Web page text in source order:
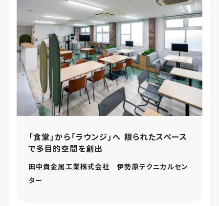
「食堂」から「ラウンジ」へ 限られたスペース
で多目的空間を創出
田中貴金属工業株式会社 伊勢原テクニカルセン
ター